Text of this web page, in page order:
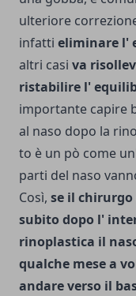
ulteriore
infatti eliminare l'
altri casi va
ristabilire l'
importante capire
al naso dopo la
to è un pò come
parti del naso
Così, se il
subito dopo l'
rinoplastica il
qualche mese a
andare verso il